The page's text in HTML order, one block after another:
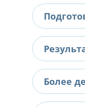
Более